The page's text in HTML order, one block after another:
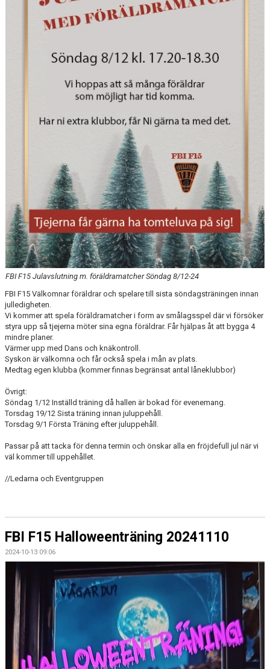
FBI F15 Julavslutning m. föräldramatcher Söndag 8/12-24
FBI F15 Välkomnar föräldrar och spelare till sista söndagsträningen innan
julledigheten.
Vi kommer att spela föräldramatcher i form av smålagsspel där vi försöker
styra upp så tjejerna möter sina egna föräldrar. Får hjälpas åt att bygga 4
mindre planer.
Värmer upp med Dans och knäkontroll.
Syskon är välkomna och får också spela i mån av plats.
Medtag egen klubba (kommer finnas begränsat antal låneklubbor)
Övrigt:
Söndag 1/12 Inställd träning då hallen är bokad för evenemang.
Torsdag 19/12 Sista träning innan juluppehåll.
Torsdag 9/1 Första Träning efter juluppehåll.
Passar på att tacka för denna termin och önskar alla en fröjdefull jul när vi
väl kommer till uppehållet.
//Ledarna och Eventgruppen
FBI F15 Halloweenträning 20241110
2024-10-13 09:06